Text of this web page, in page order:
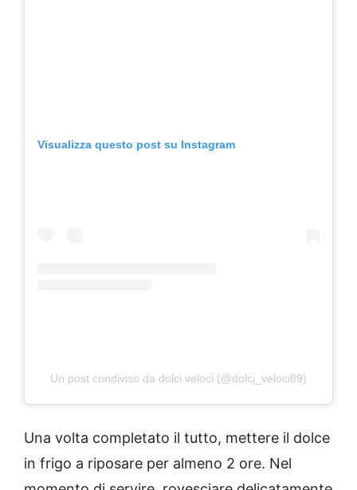
Visualizza questo post su Instagram
Un post condiviso da dolci veloci (@dolci_veloci89)
Una volta completato il tutto, mettere il dolce
in frigo a riposare per almeno 2 ore. Nel